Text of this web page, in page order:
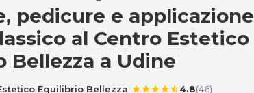
pedicure e smalto
pedicure e applicazione
al Centro Estetico
Bellezza a Udine
Equilibrio Bellezza starstarstarstarstar_half4.8(46)